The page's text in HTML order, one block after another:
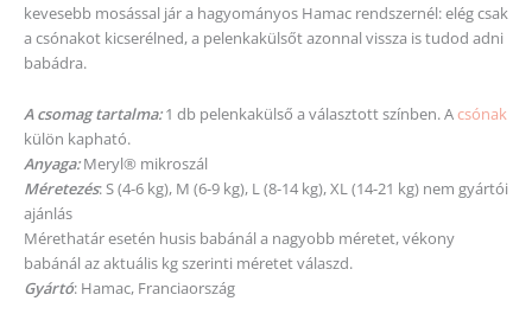
kevesebb mosással jár a hagyományos Hamac rendszernél: elég csak
a csónakot kicserélned, a pelenkakülsőt azonnal vissza is tudod adni
babádra.
A csomag tartalma:1 db pelenkakülső a választott színben. Acsónak
külön kapható.
Anyaga: Meryl® mikroszál
Méretezés: S (4-6 kg), M (6-9 kg), L (8-14 kg), XL (14-21 kg) nem gyártói
ajánlás
Mérethatár esetén husis babánál a nagyobb méretet, vékony
babánál az aktuális kgszerinti méretetválaszd.
Gyártó: Hamac, Franciaország